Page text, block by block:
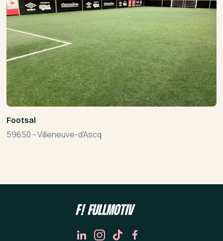
Footsal
59650 -Villeneuve-d'Ascq